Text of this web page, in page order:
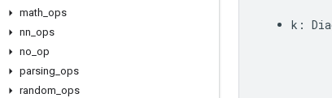
math ops
nn ops
no op
parsing ops
random ops
k :